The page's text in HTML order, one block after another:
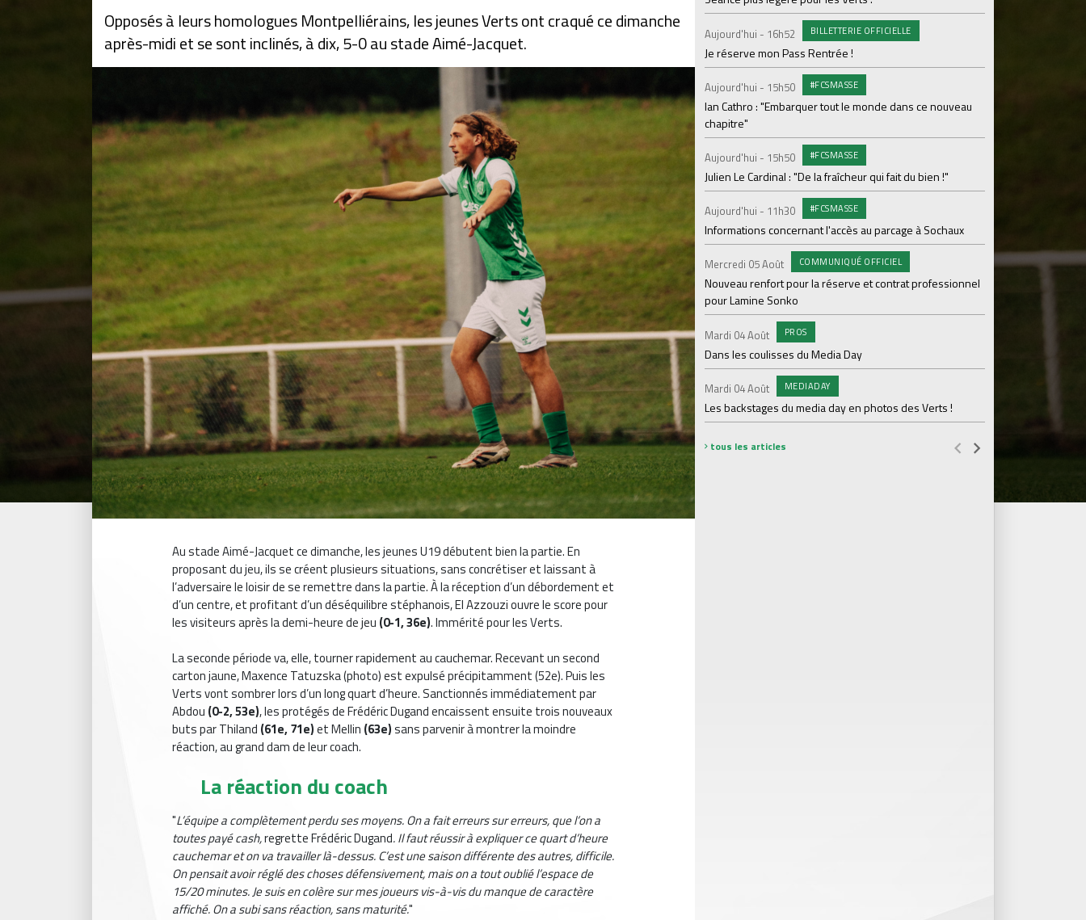
Opposés à leurs homologues Montpelliérains, les jeunes Verts ont craqué ce dimanche
après-midi et se sont inclinés, à dix, 5-0 au stade Aimé-Jacquet.
Au stade Aimé-Jacquet ce dimanche, les jeunes U19 débutent bien la partie. En
proposant du jeu, ils se créent plusieurs situations, sans concrétiser et laissant à
l’adversaire le loisir de se remettre dans la partie. À la réception d’un débordement et
d’un centre, et profitant d’un déséquilibre stéphanois, El Azzouzi ouvre le score pour
les visiteurs après la demi-heure de jeu (0-1, 36e). Immérité pour les Verts.
La seconde période va, elle, tourner rapidement au cauchemar. Recevant un second
carton jaune, Maxence Tatuzska (photo) est expulsé précipitamment (52e). Puis les
Verts vont sombrer lors d’un long quart d’heure. Sanctionnés immédiatement par
Abdou (0-2, 53e), les protégés de Frédéric Dugand encaissent ensuite trois nouveaux
buts par Thiland (61e, 71e)et Mellin (63e)sans parvenir à montrer la moindre
réaction, au grand dam de leur coach.
La réaction du coach
"L’équipe a complètement perdu ses moyens. On a fait erreurs sur erreurs, que l’on a
toutes payé cash,regrette Frédéric Dugand. Il faut réussir à expliquer ce quart d’heure
cauchemar et on va travailler là-dessus. C’est une saison différente des autres, difficile.
On pensait avoir réglé des choses défensivement, mais on a tout oublié l’espace de
15/20 minutes. Je suis en colère sur mes joueurs vis-à-vis du manque de caractère
affiché. On a subi sans réaction, sans maturité."
Aujourd'hui - 16h52 BILLETTERIE OFFICIELLE
Je réserve mon Pass Rentrée !
Aujourd'hui - 15h50 #FCSMASSE
Ian Cathro : "Embarquer tout le monde dans ce nouveau
chapitre"
Aujourd'hui - 15h50 #FCSMASSE
Julien Le Cardinal : "De la fraîcheur qui fait du bien !"
Aujourd'hui - 11h30 #FCSMASSE
Informations concernant l'accès au parcage à Sochaux
Mercredi 05 Août COMMUNIQUÉ OFFICIEL
Nouveau renfort pour la réserve et contrat professionnel
pour Lamine Sonko
Mardi 04 Août PROS
Dans les coulisses du Media Day
Mardi 04 Août MEDIADAY
Les backstages du media day en photos des Verts !
vont commencer"
tous les articles